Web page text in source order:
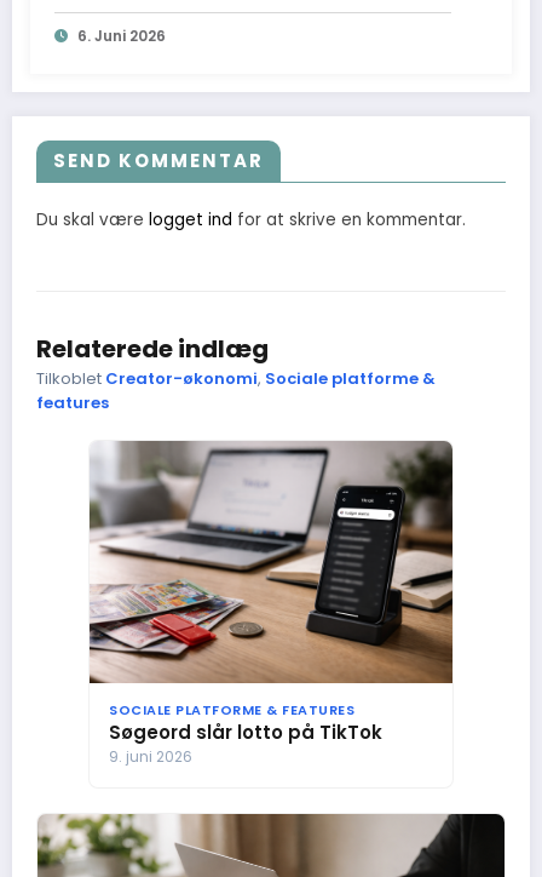
6. Juni 2026
SEND KOMMENTAR
Du skal være logget ind for at skrive en kommentar.
Relaterede indlæg
Tilkoblet Creator-økonomi, Sociale platforme &
features
SOCIALE PLATFORME & FEATURES
Søgeord slår lotto på TikTok
9. juni 2026